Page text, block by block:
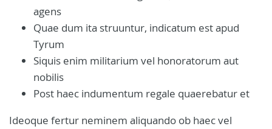
agens
Quae dum ita struuntur, indicatum est apud
Tyrum
Siquis enim militarium vel honoratorum aut
nobilis
Post haec indumentum regale quaerebatur et
Ideoque fertur neminem aliquando ob haec vel